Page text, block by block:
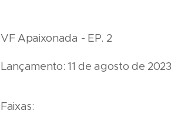
VF Apaixonada - EP. 2
Lançamento: 11 de agosto de 2023
Faixas: